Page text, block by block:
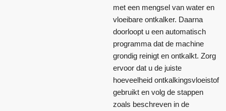
met een mengsel van water en
vloeibare ontkalker. Daarna
doorloopt u een automatisch
programma dat de machine
grondig reinigt en ontkalkt. Zorg
ervoor dat u de juiste
hoeveelheid ontkalkingsvloeistof
gebruikt en volg de stappen
zoals beschreven in de